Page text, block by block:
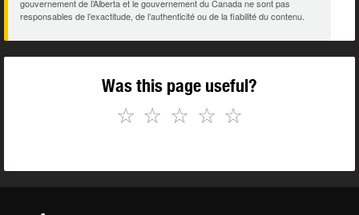
gouvernement de l’Alberta et le gouvernement du Canada ne sont pas
responsables de l’exactitude, de l’authenticité ou de la fiabilité du contenu.
Was this page useful?
☆
☆
☆
☆
☆